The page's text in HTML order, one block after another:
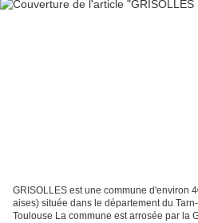
GRISOLLES est une commune d'environ
aises) située dans le département du
Toulouse La commune est arrosée par la